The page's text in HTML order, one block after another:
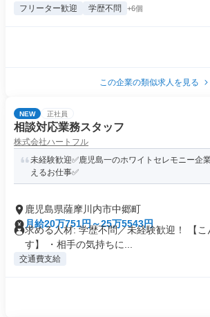
フリーター歓迎 学歴不問 +6個
この企業の類似求人を見る
NEW 正社員
相談対応業務スタッフ
株式会社ハートフル
未経験歓迎✅鹿児島一のホワイトセレモニー企
えるお仕事✅
鹿児島県薩摩川内市中郷町
月給20万751円～25万5543円
求める人材: 学歴不問／未経験歓迎！ 【
す】 ・相手の気持ちに...
交通費支給